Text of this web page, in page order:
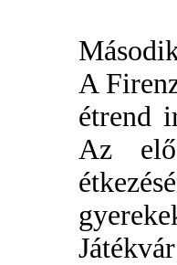
A
étrend
Az